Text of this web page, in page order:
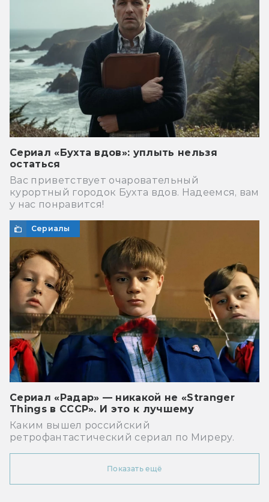
Сериал «Бухта вдов»: уплыть нельзя
остаться
Вас приветствует очаровательный
курортный городок Бухта вдов. Надеемся, вам
у нас понравится!
Сериалы
Сериал «Радар» — никакой не «Stranger
Things в СССР». И это к лучшему
Каким вышел российский
ретрофантастический сериал по Миреру.
Показать ещё